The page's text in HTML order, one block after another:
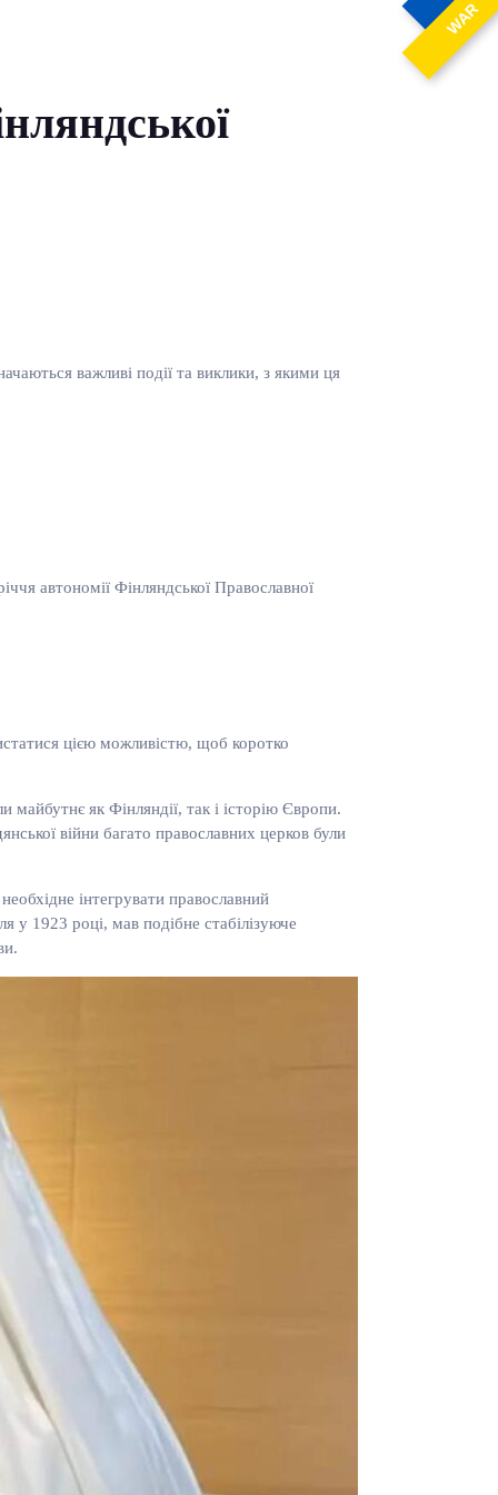
WAR
важливі події та виклики, з якими ця
автономії Фінляндської Православної
цією можливістю, щоб коротко
як Фінляндії, так і історію Європи.
війни багато православних церков були
інтегрувати православний
1923 році, мав подібне стабілізуюче